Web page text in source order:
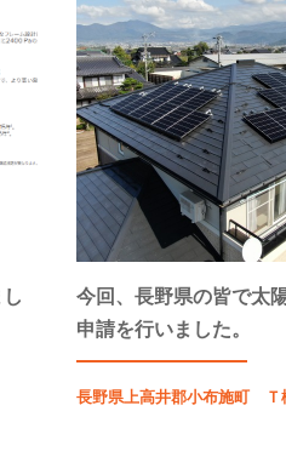
今回、長野県の皆で太
申請を行いました。
長野県上高井郡小布施町 Ｔ